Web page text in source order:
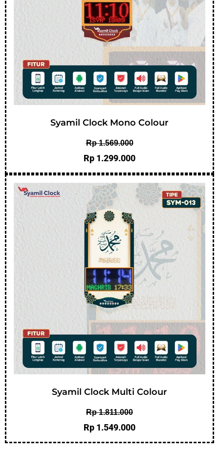
Syamil Clock Mono Colour
Rp 1.569.000
Rp 1.299.000
Syamil Clock Multi Colour
Rp 1.811.000
Rp 1.549.000